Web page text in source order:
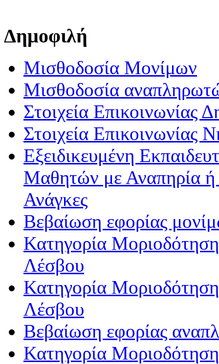
Δημοφιλή
Μισθοδοσία Μονίμων
Μισθοδοσία
Στοιχεία Επικοινωνίας
Στοιχεία Επικοινωνίας
Εξειδικευμένη
Μαθητών με Αναπηρία ή /
Ανάγκες
Βεβαίωση εφορίας
Κατηγορία
Λέσβου
Κατηγορία
Λέσβου
Βεβαίωση εφορίας
Κατηγορία